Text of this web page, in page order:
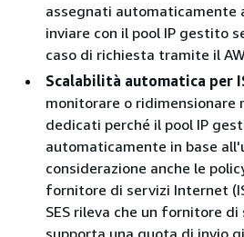
assegnati automaticamente
inviare con il pool IP gestito
caso di richiesta tramite il
Scalabilità automatica per
monitorare o ridimensionare
dedicati perché il pool IP
automaticamente in base
considerazione anche le
fornitore di servizi Internet
SES rileva che un fornitore
supporta una quota di invio